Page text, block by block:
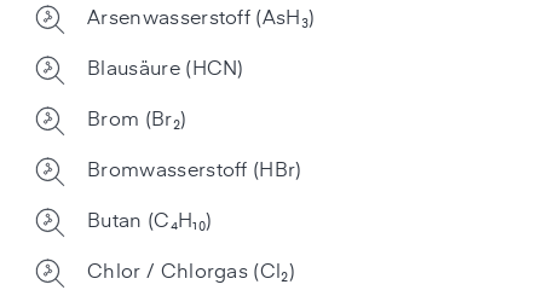
Arsenwasserstoff (AsH₃)
Blausäure (HCN)
Brom (Br₂)
Bromwasserstoff (HBr)
Butan (C₄H₁₀)
Chlor / Chlorgas (Cl₂)